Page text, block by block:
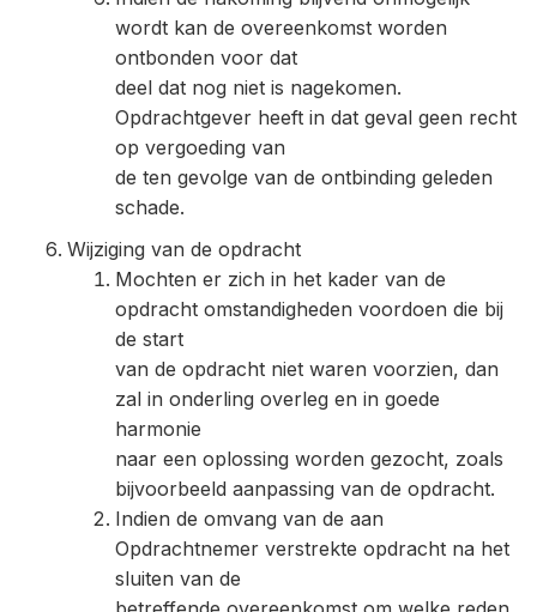
wordt kan de overeenkomst worden
ontbonden voor dat
deel dat nog niet is nagekomen.
Opdrachtgever heeft in dat geval geen recht
op vergoeding van
de ten gevolge van de ontbinding geleden
schade.
Wijziging van de opdracht
Mochten er zich in het kader van de
opdracht omstandigheden voordoen die bij
de start
van de opdracht niet waren voorzien, dan
zal in onderling overleg en in goede
harmonie
naar een oplossing worden gezocht, zoals
bijvoorbeeld aanpassing van de opdracht.
Indien de omvang van de aan
Opdrachtnemer verstrekte opdracht na het
sluiten van de